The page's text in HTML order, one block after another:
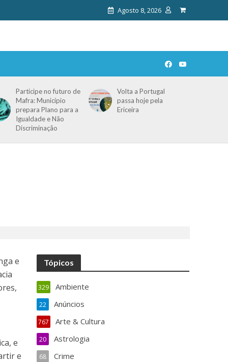
Agosto 8, 2026
Participe no futuro de
Mafra: Município
prepara Plano para a
Igualdade e Não
Discriminação
Volta a Portugal
passa hoje pela
Ericeira
e
e
e
Tópicos
Ambiente
329
Anúncios
22
Arte & Cultura
767
Astrologia
20
Crime
68